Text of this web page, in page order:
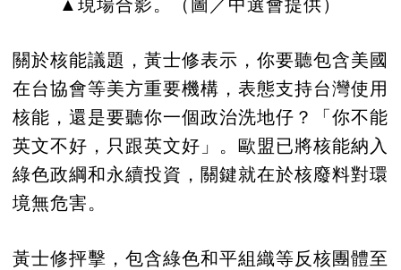
▲現場合影。（圖／中選會提供）
關於核能議題，黃士修表示，你要聽包含美國
在台協會等美方重要機構，表態支持台灣使用
核能，還是要聽你一個政治洗地仔？「你不能
英文不好，只跟英文好」。歐盟已將核能納入
綠色政綱和永續投資，關鍵就在於核廢料對環
境無危害。
黃士修抨擊，包含綠色和平組織等反核團體至